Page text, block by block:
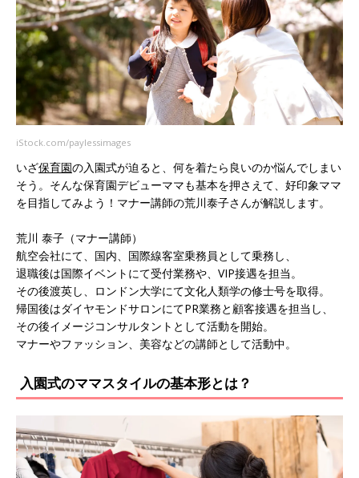
iStock.com/paylessimages
いざ保育園の入園式が迫ると、何を着たら良いのか悩んでしまい
そう。そんな保育園デビューママも基本を押さえて、好印象ママ
を目指してみよう！マナー講師の荒川泰子さんが解説します。
荒川 泰子（マナー講師）
航空会社にて、国内、国際線客室乗務員として乗務し、
退職後は国際イベントにて受付業務や、VIP接遇を担当。
その後渡英し、ロンドン大学にて文化人類学の修士号を取得。
帰国後はダイヤモンドサロンにてPR業務と顧客接遇を担当し、
その後イメージコンサルタントとして活動を開始。
マナーやファッション、美容などの講師として活動中。
入園式のママスタイルの基本形とは？